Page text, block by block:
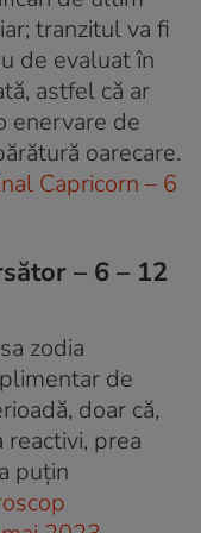
tranzitul va fi
de evaluat în
astfel că ar
enervare de
oarecare.
Capricorn – 6
– 6 – 12
zodia
de
doar că,
prea
puțin